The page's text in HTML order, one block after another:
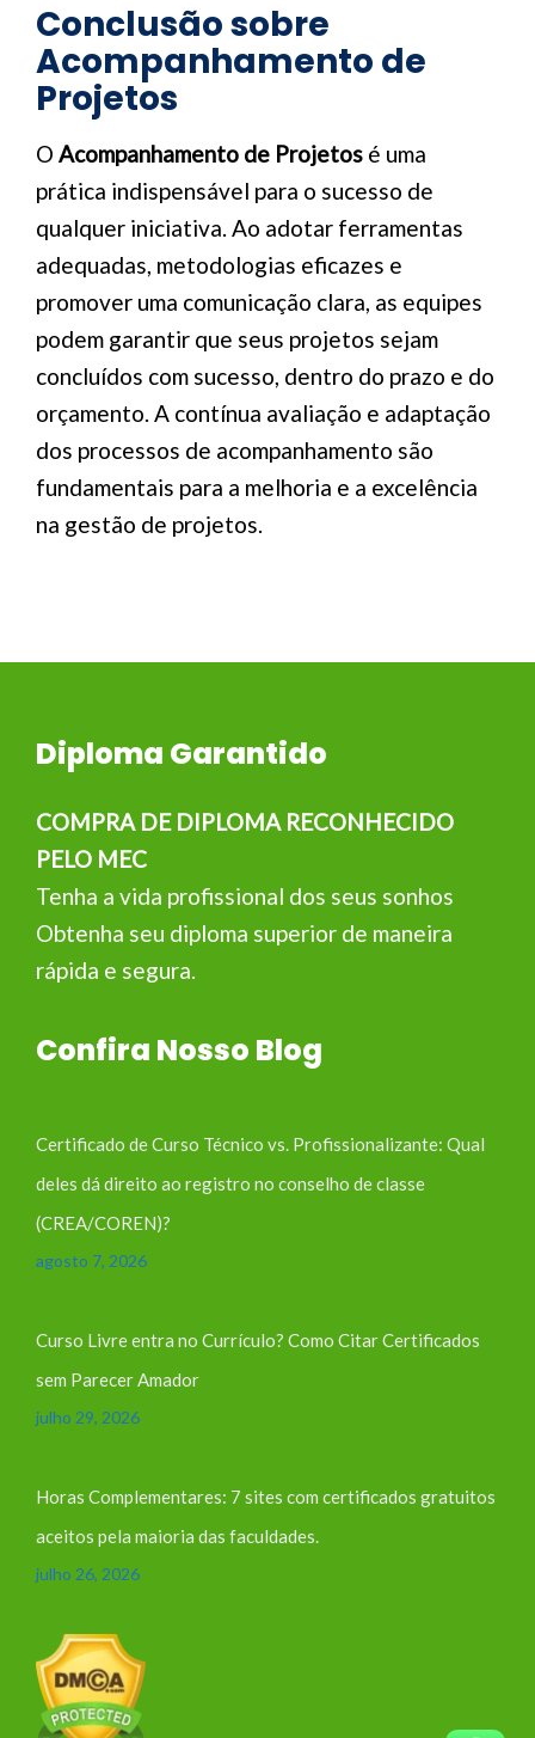
Conclusão sobre
Acompanhamento de
Projetos
O Acompanhamento de Projetos é uma
prática indispensável para o sucesso de
qualquer iniciativa. Ao adotar ferramentas
adequadas, metodologias eficazes e
promover uma comunicação clara, as equipes
podem garantir que seus projetos sejam
concluídos com sucesso, dentro do prazo e do
orçamento. A contínua avaliação e adaptação
dos processos de acompanhamento são
fundamentais para a melhoria e a excelência
na gestão de projetos.
Diploma Garantido
COMPRA DE DIPLOMA RECONHECIDO
PELO MEC
Tenha a vida profissional dos seus sonhos
Obtenha seu diploma superior de maneira
rápida e segura.
Confira Nosso Blog
Certificado de Curso Técnico vs. Profissionalizante: Qual
deles dá direito ao registro no conselho de classe
(CREA/COREN)?
agosto 7, 2026
Curso Livre entra no Currículo? Como Citar Certificados
sem Parecer Amador
julho 29, 2026
Horas Complementares: 7 sites com certificados gratuitos
aceitos pela maioria das faculdades.
julho 26, 2026